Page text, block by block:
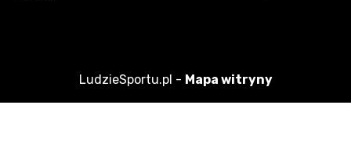
LudzieSportu.pl - Mapa witryny